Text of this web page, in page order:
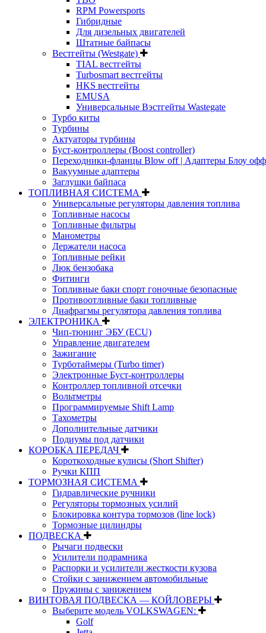
RPM Powersports
Гибридные
Для дизельных двигателей
Штатные байпасы
Вестгейты (Westgate)
TIAL вестгейты
Turbosmart вестгейты
HKS вестгейты
EMUSA
Универсальные Вэстгейты Wastegate
Турбо киты
Турбины
Актуаторы турбины
Буст-контроллеры (Boost controller)
Переходники-фланцы Blow off | Адаптеры Блоу офф
Вакуумные адаптеры
Заглушки байпаса
ТОПЛИВНАЯ СИСТЕМА
Универсальные регуляторы давления топлива
Топливные насосы
Топливные фильтры
Манометры
Держатели насоса
Топливные рейки
Люк бензобака
Фитинги
Топливные баки спорт гоночные безопасные
Противоотливные баки топливные
Диафрагмы регулятора давления топлива
ЭЛЕКТРОНИКА
Чип-тюнинг ЭБУ (ECU)
Управление двигателем
Зажигание
Турботаймеры (Turbo timer)
Электронные Буст-контроллеры
Контроллер топливной отсечки
Вольтметры
Программируемые Shift Lamp
Тахометры
Дополнительные датчики
Подиумы под датчики
КОРОБКА ПЕРЕДАЧ
Короткоходные кулисы (Short Shifter)
Ручки КПП
ТОРМОЗНАЯ СИСТЕМА
Гидравлические ручники
Регуляторы тормозных усилий
Блокировка контура тормозов (line lock)
Тормозные цилиндры
ПОДВЕСКА
Рычаги подвески
Усилители подрамника
Распорки и усилители жесткости кузова
Стойки с занижением автомобильные
Пружины с занижением
ВИНТОВАЯ ПОДВЕСКА — КОЙЛОВЕРЫ
Выберите модель VOLKSWAGEN:
Golf